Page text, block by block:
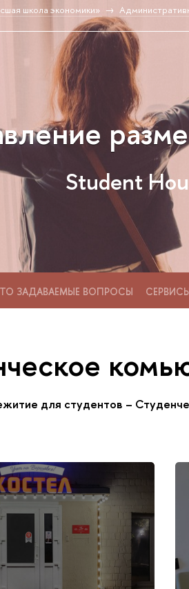
школа экономики»
Student
ЗАДАВАЕМЫЕ ВОПРОСЫ
для студентов –